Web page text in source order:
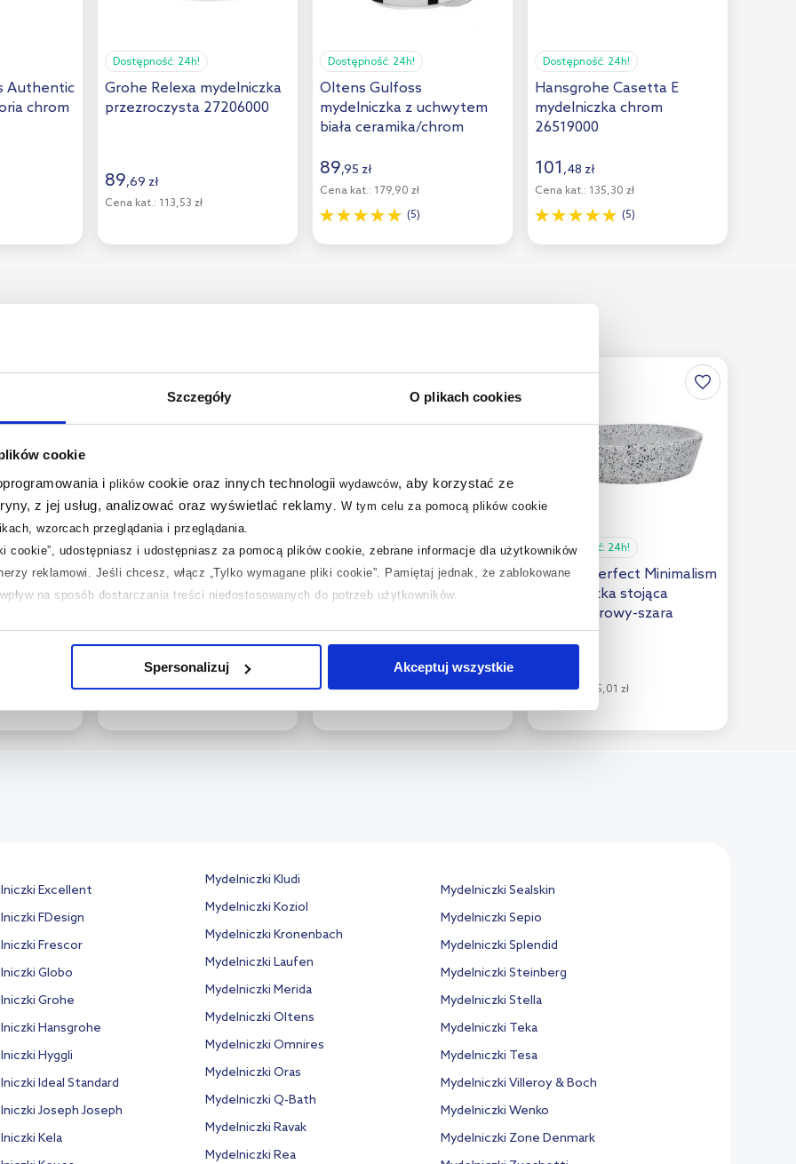
Szczegóły O plikach cookies
cookie
i plikówcookie oraz innych technologii wydawców, aby korzystać ze
z jej usług, analizować oraz wyświetlać reklamy
W tym celu za pomocą plików cookie
wzorcach przeglądania i przeglądania.
cookie”, udostępniasz i udostępniasz za pomocą plików cookie, zebrane informacje dla użytkowników
reklamowi. Jeśli chcesz, włącz „Tylko wymagane pliki cookie”. Pamiętaj jednak, że zablokowane
na sposób dostarczania treści niedostosowanych do potrzeb użytkowników.
ich przepisy, przejdź do zakładek „Informacje o plikach cookie”.
Spersonalizuj Akceptuj wszystkie
Authentic
chrom
Dostępność: 24h!
Grohe Relexa mydelniczka
przezroczysta 27206000
89,69 zł
Cena kat.: 113,53 zł
Dostępność: 24h!
Oltens Gulfoss
mydelniczka z uchwytem
biała ceramika/chrom
89,95 zł
Cena kat.: 179,90 zł
(5)
Dostępność: 24h!
Hansgrohe Casetta E
mydelniczka chrom
26519000
101 ,48 zł
Cena kat.: 135,30 zł
(5)
multirabaty
Dostępność:24h!
Brabantia ReNew organizer
prysznicowy biały 280764
zł
multirabaty
Dostępność:24h!
Grohe Essentials
mydelniczka z uchwytem
40444001
Dostępność: 24h!
Q-Bath Perfect Minimalism
mydelniczka stojąca
wielokolorowy-szara
AWD02341556
Cena kat.: 95,01 zł
Excellent
FDesign
Frescor
Globo
Grohe
Hansgrohe
Hyggli
Ideal Standard
Joseph Joseph
Kela
Mydelniczki Kludi
Mydelniczki Koziol
Mydelniczki Kronenbach
Mydelniczki Laufen
Mydelniczki Merida
Mydelniczki Oltens
Mydelniczki Omnires
Mydelniczki Oras
Mydelniczki Q-Bath
Mydelniczki Ravak
Mydelniczki Rea
Mydelniczki Sealskin
Mydelniczki Sepio
Mydelniczki Splendid
Mydelniczki Steinberg
Mydelniczki Stella
Mydelniczki Teka
Mydelniczki Tesa
Mydelniczki Villeroy & Boch
Mydelniczki Wenko
Mydelniczki Zone Denmark